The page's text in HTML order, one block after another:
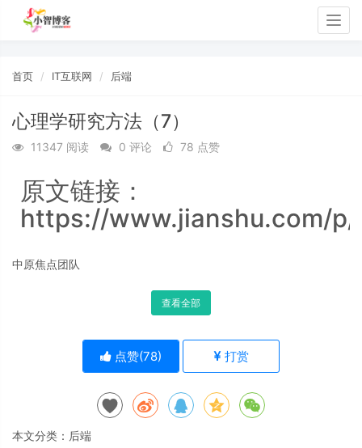
首页 IT互联网 后端
心理学研究方法（7）
11347 阅读 0 评论 78 点赞
原文链接：
https://www.jianshu.com/
中原焦点团队
查看全部
点赞(78) 打赏
本文分类： 后端